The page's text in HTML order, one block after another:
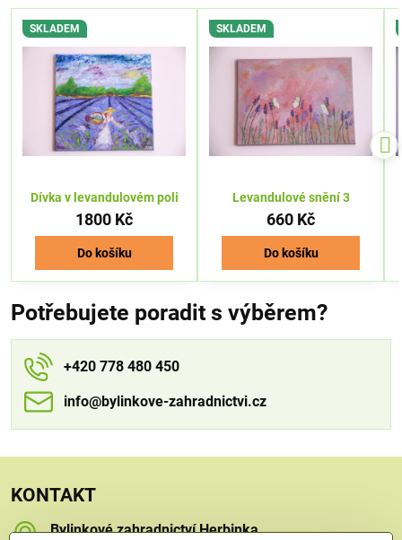
SKLADEM
Dívka v levandulovém poli
1800 Kč
Do košíku
SKLADEM
Levandulové snění 3
660 Kč
Do košíku
Potřebujete poradit s výběrem?
+420 778 480 450
info​​@bylinkove-zahradnictvi​​.cz
KONTAKT
Bylinkové zahradnictví Herbinka